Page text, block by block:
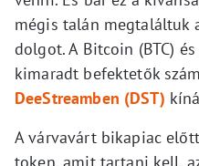
mégis talán megtaláltuk
dolgot. A Bitcoin (BTC)
kimaradt befektetők
DeeStreamben (DST)
A várvavárt bikapiac
token, amit tartani kell,